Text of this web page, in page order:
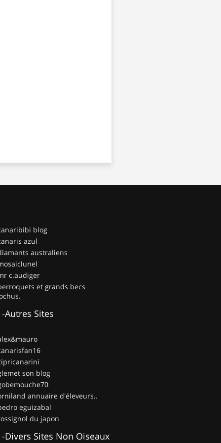
canaribibi blog
canaris azul
diamants australiens
mosaiclunel
mr c.audiger
perroquets et grands becs
-Autres Sites
alex&mauro
canarisfan16
cipricanarini
glemet son blog
gobemouche70
orniland annuaire d'éleveurs..
pedro eguizabal
rossignol du japon
-Divers Sites Non Oiseaux